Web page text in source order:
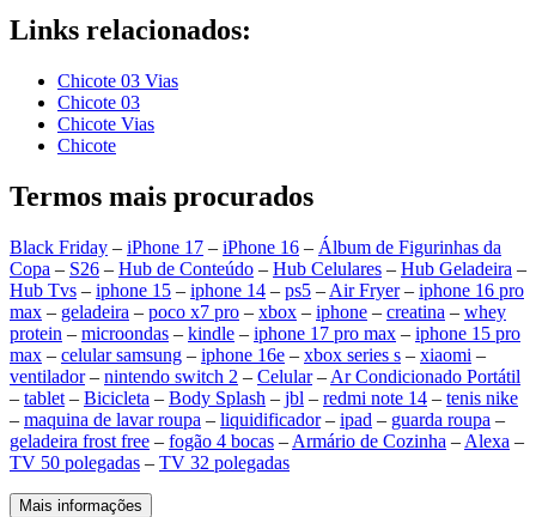
Links relacionados:
Chicote 03 Vias
Chicote 03
Chicote Vias
Chicote
Termos mais procurados
Black Friday – iPhone 17 – iPhone 16 – Álbum de Figurinhas da
Copa – S26 – Hub de Conteúdo – Hub Celulares – Hub Geladeira –
Hub Tvs – iphone 15 – iphone 14 – ps5 – Air Fryer– iphone 16 pro
max – geladeira – poco x7 pro – xbox – iphone – creatina – whey
protein – microondas – kindle – iphone 17 pro max – iphone 15 pro
max – celular samsung – iphone 16e – xbox series s – xiaomi –
ventilador– nintendo switch 2 – Celular– Ar Condicionado Portátil
– tablet – Bicicleta – Body Splash – jbl – redmi note 14 – tenis nike
– maquina de lavar roupa – liquidificador– ipad – guarda roupa –
geladeira frost free – fogão 4 bocas – Armário de Cozinha – Alexa –
TV 50 polegadas – TV 32 polegadas
Mais informações